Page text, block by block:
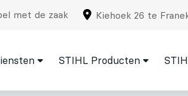
met de zaak Kiehoek 26 te
STIHL Producten